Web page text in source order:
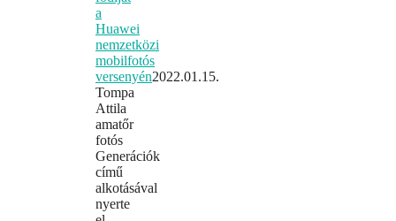
a
Huawei
nemzetközi
mobilfotós
versenyén2022.01.15.
Tompa
Attila
amatőr
fotós
Generációk
című
alkotásával
nyerte